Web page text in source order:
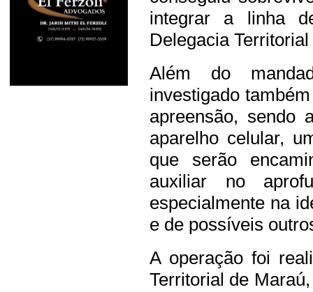
integrar a linha
Delegacia
Além do
investigado
apreensão, sendo
aparelho celular,
que serão
auxiliar no
especialmente na
e de possíveis
A operação foi
Territorial de